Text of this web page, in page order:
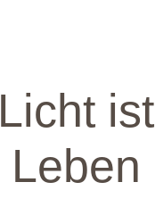
Licht ist
Leben